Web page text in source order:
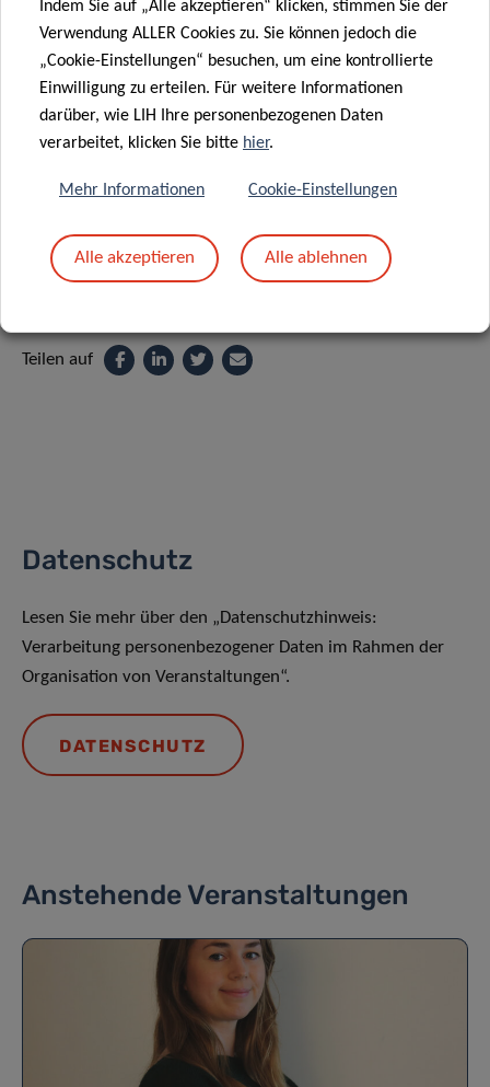
REGISTRATION
Supported by:
Teilen auf
Datenschutz
Lesen Sie mehr über den „Datenschutzhinweis:
Verarbeitung personenbezogener Daten im Rahmen der
Organisation von Veranstaltungen“.
DATENSCHUTZ
Anstehende Veranstaltungen
Indem Sie auf „Alle akzeptieren“ klicken, stimmen Sie der
Verwendung ALLER Cookies zu. Sie können jedoch die
„Cookie-Einstellungen“ besuchen, um eine kontrollierte
Einwilligung zu erteilen. Für weitere Informationen
darüber, wie LIH Ihre personenbezogenen Daten
verarbeitet, klicken Sie bitte hier.
Mehr Informationen Cookie-Einstellungen
Alle akzeptieren Alle ablehnen